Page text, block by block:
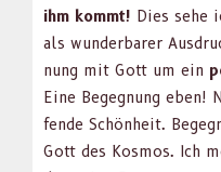
ihm kommt! Dies sehe
als wun­der­bar­er
nung mit Gott um ein
Eine Begeg­nung
fende Schön­heit.
Gott des Kos­mos. Ich